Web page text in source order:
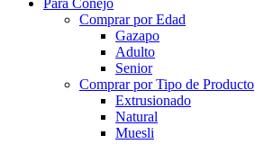
Para Conejo
Comprar por Edad
Gazapo
Adulto
Senior
Comprar por Tipo de Producto
Extrusionado
Natural
Muesli